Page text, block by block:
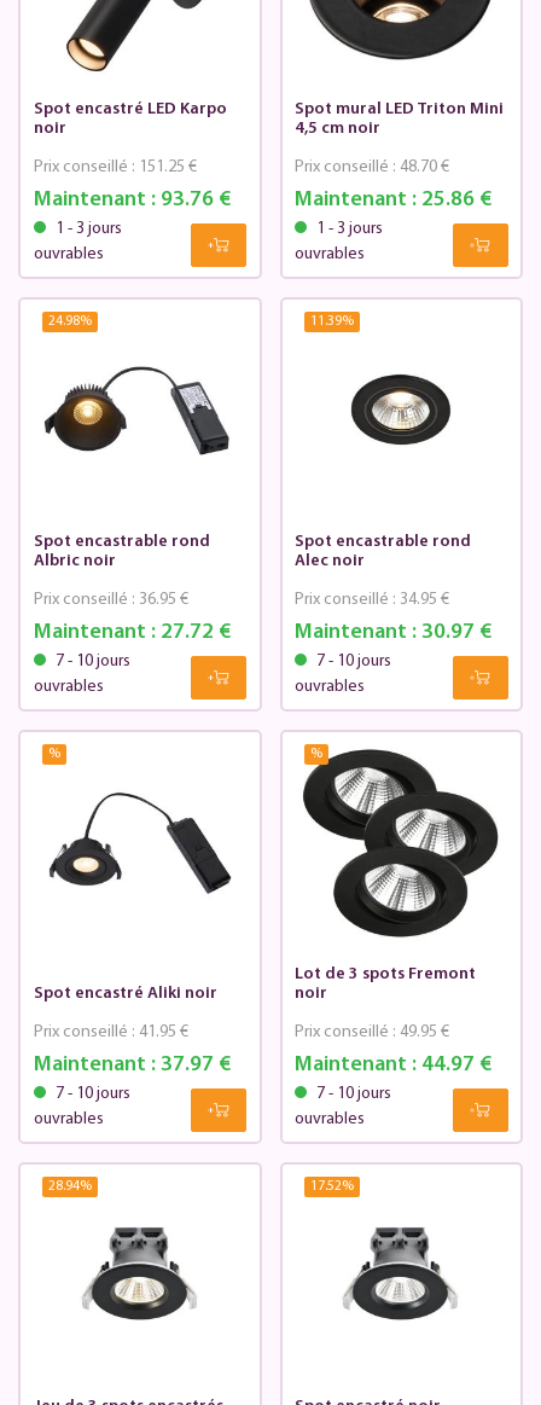
Spot encastré LED Karpo
noir
Maintenant :93.76 €
Prix conseillé : 151.25 €
1 - 3 jours
ouvrables
Spot mural LED Triton Mini
4,5 cm noir
Maintenant : 25.86 €
Prix conseillé : 48.70 €
1 - 3 jours
ouvrables
24.98%
Spot encastrable rond
Albric noir
Maintenant :27.72 €
Prix conseillé : 36.95 €
7 - 10 jours
ouvrables
11.39%
Spot encastrable rond
Alec noir
Maintenant : 30.97 €
Prix conseillé : 34.95 €
7 - 10 jours
ouvrables
%
Spot encastré Aliki noir
Maintenant :37.97 €
Prix conseillé : 41.95 €
7 - 10 jours
ouvrables
%
Lot de 3 spots Fremont
noir
Maintenant : 44.97 €
Prix conseillé : 49.95 €
7 - 10 jours
ouvrables
28.94% 17.52%